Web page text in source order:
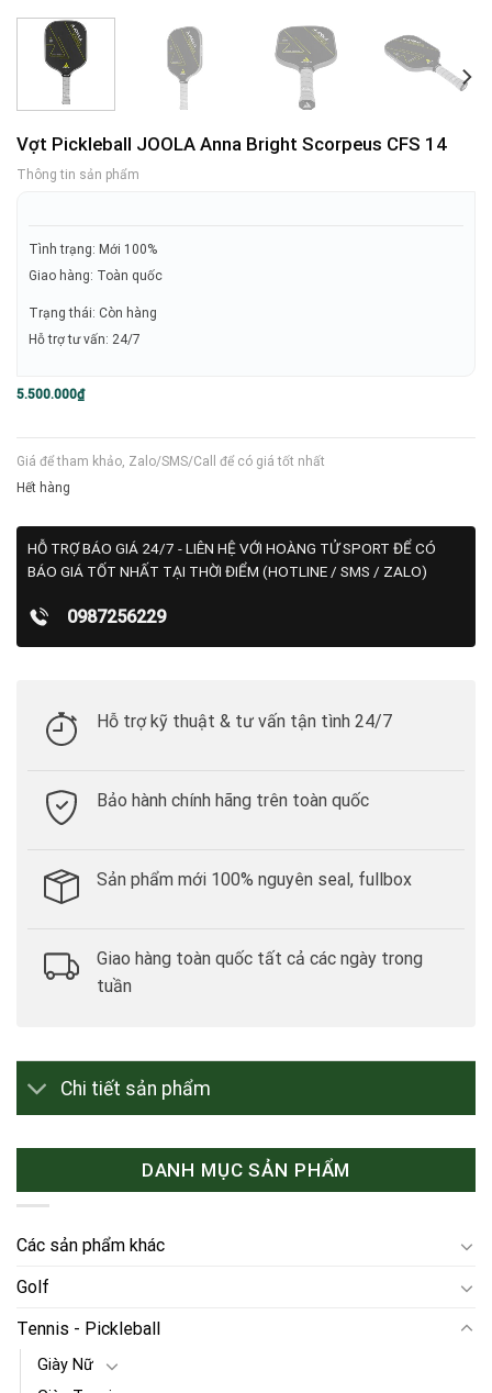
Vợt Pickleball JOOLA Anna Bright Scorpeus CFS 14
Thông tin sản phẩm
Tình trạng: Mới 100%
Giao hàng: Toàn quốc
Trạng thái: Còn hàng
Hỗ trợ tư vấn: 24/7
5.500.000₫
Giá để tham khảo, Zalo/SMS/Call để có giá tốt nhất
Hết hàng
HỖ TRỢ BÁO GIÁ 24/7 - LIÊN HỆ VỚI HOÀNG TỬ SPORT ĐỂ CÓ
BÁO GIÁ TỐT NHẤT TẠI THỜI ĐIỂM (HOTLINE / SMS / ZALO)
0987256229
Hỗ trợ kỹ thuật & tư vấn tận tình 24/7
Bảo hành chính hãng trên toàn quốc
Sản phẩm mới 100% nguyên seal, fullbox
Giao hàng toàn quốc tất cả các ngày trong
tuần
Chi tiết sản phẩm
DANH MỤC SẢN PHẨM
Các sản phẩm khác
Golf
Tennis - Pickleball
Giày Nữ